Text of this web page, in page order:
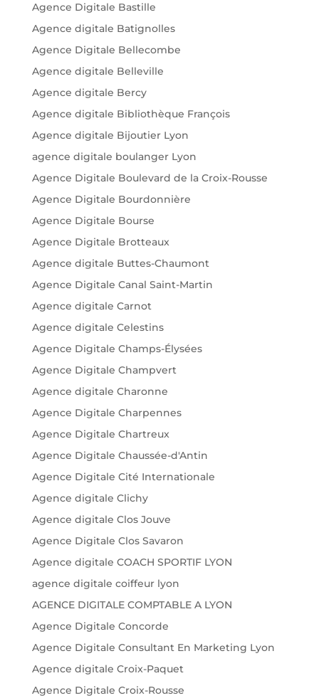
Agence Digitale Bastille
Agence digitale Batignolles
Agence Digitale Bellecombe
Agence digitale Belleville
Agence digitale Bercy
Agence digitale Bibliothèque François
Agence digitale Bijoutier Lyon
agence digitale boulanger Lyon
Agence Digitale Boulevard de la Croix-Rousse
Agence Digitale Bourdonnière
Agence Digitale Bourse
Agence Digitale Brotteaux
Agence digitale Buttes-Chaumont
Agence Digitale Canal Saint-Martin
Agence digitale Carnot
Agence digitale Celestins
Agence Digitale Champs-Élysées
Agence Digitale Champvert
Agence digitale Charonne
Agence Digitale Charpennes
Agence Digitale Chartreux
Agence Digitale Chaussée-d'Antin
Agence Digitale Cité Internationale
Agence digitale Clichy
Agence digitale Clos Jouve
Agence Digitale Clos Savaron
Agence digitale COACH SPORTIF LYON
agence digitale coiffeur lyon
AGENCE DIGITALE COMPTABLE A LYON
Agence Digitale Concorde
Agence Digitale Consultant En Marketing Lyon
Agence digitale Croix-Paquet
Agence Digitale Croix-Rousse